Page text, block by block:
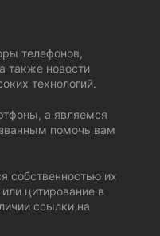
телефонов,
также новости
технологий.
а являемся
помочь вам
собственностью их
цитирование в
ссылки на